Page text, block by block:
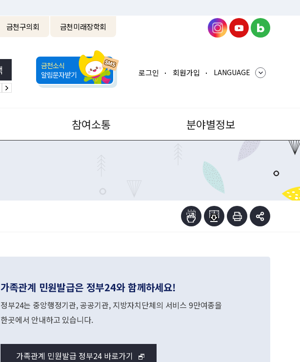
금천구의회 금천미래장학회
금천소식
알림문자받기
로그인 회원가입 LANGUAGE
참여소통 분야별정보
가족관계 민원발급은 정부24와 함께하세요!
정부24는 중앙행정기관, 공공기관, 지방자치단체의 서비스 9만여종을
한곳에서 안내하고 있습니다.
가족관계 민원발급 정부24 바로가기